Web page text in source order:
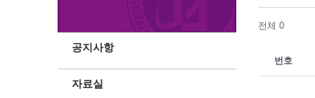
전체 0
번호
공지사항
자료실